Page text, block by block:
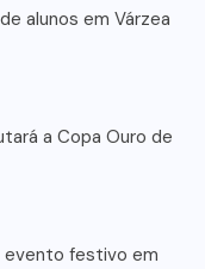
alunos em Várzea
a Copa Ouro de
evento festivo em